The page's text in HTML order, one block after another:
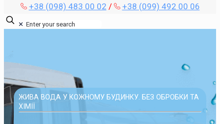
+38 (098) 483 00 02 / +38 (099) 492 00 06
✕
ЖИВА ВОДА У КОЖНОМУ БУДИНКУ. БЕЗ ОБРОБКИ ТА
ХІМІЇ